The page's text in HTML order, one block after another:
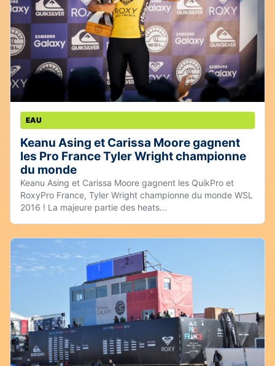
EAU
Keanu Asing et Carissa Moore gagnent
les Pro France Tyler Wright championne
du monde
Keanu Asing et Carissa Moore gagnent les QuikPro et
RoxyPro France, Tyler Wright championne du monde WSL
2016 ! La majeure partie des heats...